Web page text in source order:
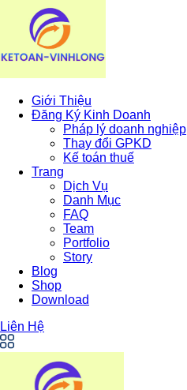
Giới Thiệu
Đăng Ký Kinh Doanh
Pháp lý doanh nghiệp
Thay đổi GPKD
Kế toán thuế
Trang
Dịch Vụ
Danh Mục
FAQ
Team
Portfolio
Story
Blog
Shop
Download
Liên Hệ